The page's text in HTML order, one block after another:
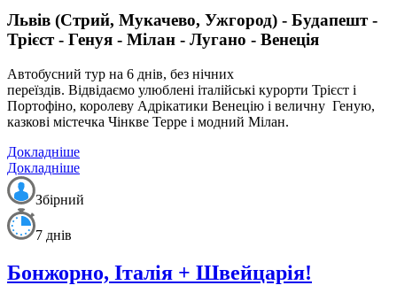
Львів (Стрий, Мукачево, Ужгород) - Будапешт -
Трієст - Генуя - Мілан - Лугано - Венеція
Автобусний тур на 6 днів, без нічних
переїздів. Відвідаємо улюблені італійські курорти Трієст і
Портофіно, королеву Адрікатики Венецію і величну Геную,
казкові містечка Чінкве Терре і модний Мілан.
Докладніше
Докладніше
Збірний
7 днів
Бонжорно, Італія + Швейцарія!